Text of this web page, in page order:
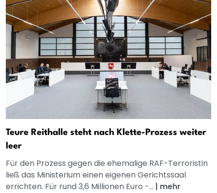
Teure Reithalle steht nach Klette-Prozess weiter
leer
Für den Prozess gegen die ehemalige RAF-Terroristin
ließ das Ministerium einen eigenen Gerichtssaal
errichten. Für rund 3,6 Millionen Euro -... | mehr